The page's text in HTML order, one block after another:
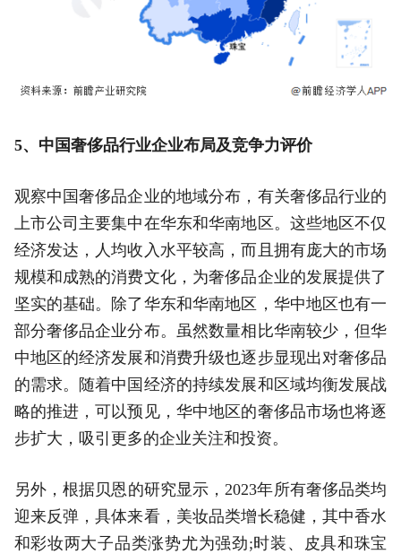
5、中国奢侈品行业企业布局及竞争力评价
观察中国奢侈品企业的地域分布，有关奢侈品行业的
上市公司主要集中在华东和华南地区。这些地区不仅
经济发达，人均收入水平较高，而且拥有庞大的市场
规模和成熟的消费文化，为奢侈品企业的发展提供了
坚实的基础。除了华东和华南地区，华中地区也有一
部分奢侈品企业分布。虽然数量相比华南较少，但华
中地区的经济发展和消费升级也逐步显现出对奢侈品
的需求。随着中国经济的持续发展和区域均衡发展战
略的推进，可以预见，华中地区的奢侈品市场也将逐
步扩大，吸引更多的企业关注和投资。
另外，根据贝恩的研究显示，2023年所有奢侈品类均
迎来反弹，具体来看，美妆品类增长稳健，其中香水
和彩妆两大子品类涨势尤为强劲;时装、皮具和珠宝